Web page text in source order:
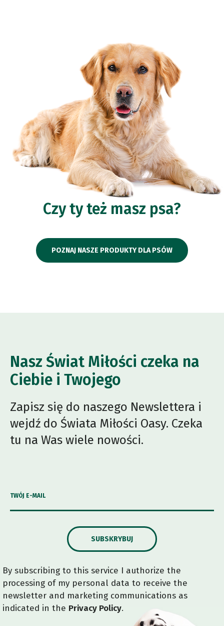
Czy ty też masz psa?
POZNAJ NASZE PRODUKTY DLA PSÓW
Nasz Świat Miłości czeka na
Ciebie i Twojego
Zapisz się do naszego Newslettera i
wejdź do Świata Miłości Oasy. Czeka
tu na Was wiele nowości.
TWÓJ E-MAIL
SUBSKRYBUJ
By subscribing to this service I authorize the
processing of my personal data to receive the
newsletter and marketing communications as
indicated in the Privacy Policy.